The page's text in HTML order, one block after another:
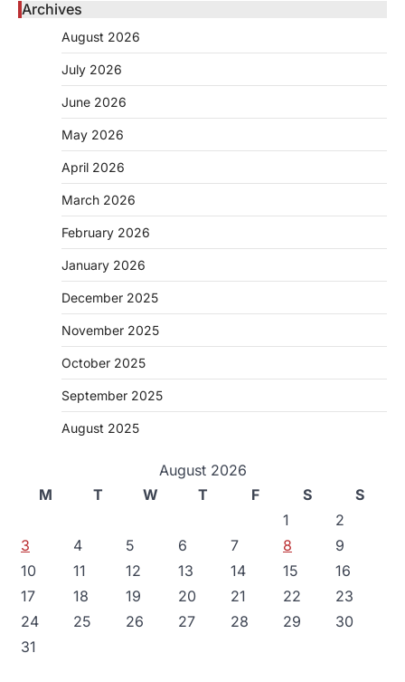
Archives
August 2026
July 2026
June 2026
May 2026
April 2026
March 2026
February 2026
January 2026
December 2025
November 2025
October 2025
September 2025
August 2025
August 2026
M
T W T F S
S
1
2
3
4 5 6 7 8
9
10
11 12 13 14 15
16
17
18 19 20 21 22
23
24
25 26 27 28 29
30
31